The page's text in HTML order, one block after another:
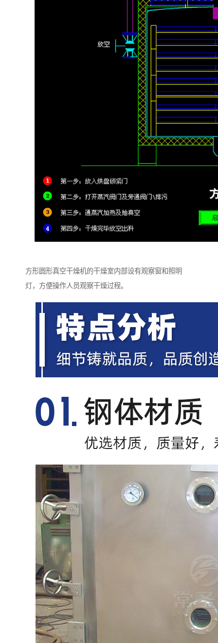
方形圆形真空干燥机的干燥室内部设有观察窗和照明
灯，方便操作人员观察干燥过程。